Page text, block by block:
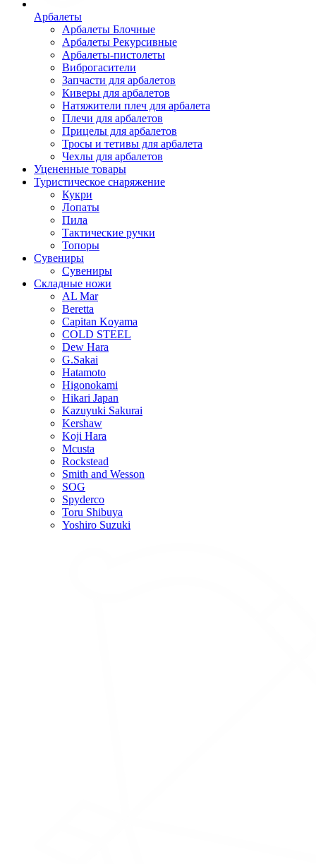
Арбалеты
Арбалеты Блочные
Арбалеты Рекурсивные
Арбалеты-пистолеты
Виброгасители
Запчасти для арбалетов
Киверы для арбалетов
Натяжители плеч для арбалета
Плечи для арбалетов
Прицелы для арбалетов
Тросы и тетивы для арбалета
Чехлы для арбалетов
Уцененные товары
Туристическое снаряжение
Кукри
Лопаты
Пила
Тактические ручки
Топоры
Сувениры
Сувениры
Складные ножи
AL Mar
Beretta
Capitan Koyama
COLD STEEL
Dew Hara
G.Sakai
Hatamoto
Higonokami
Hikari Japan
Kazuyuki Sakurai
Kershaw
Koji Hara
Mcusta
Rockstead
Smith and Wesson
SOG
Spyderco
Toru Shibuya
Yoshiro Suzuki